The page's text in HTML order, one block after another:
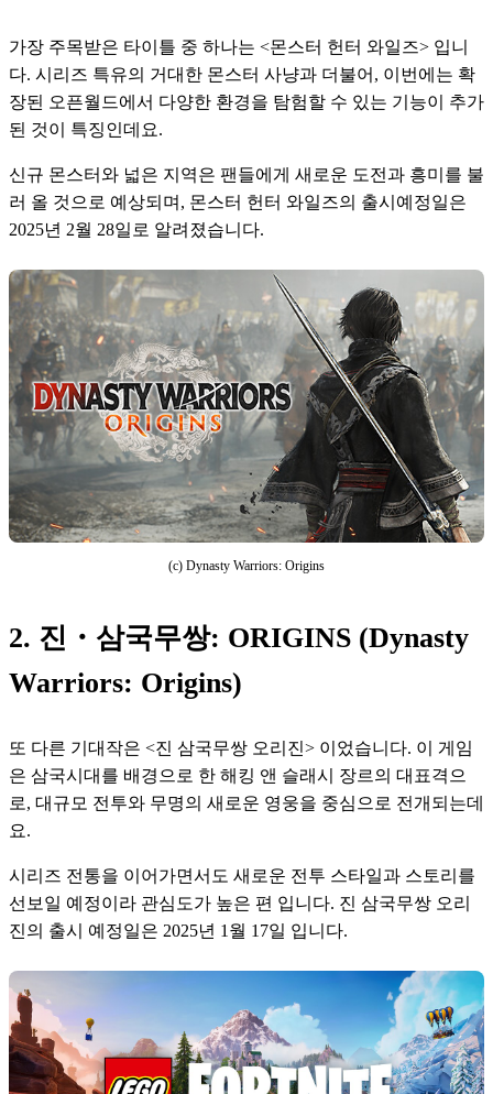
가장 주목받은 타이틀 중 하나는 <몬스터 헌터 와일즈> 입니
다. 시리즈 특유의 거대한 몬스터 사냥과 더불어, 이번에는 확
장된 오픈월드에서 다양한 환경을 탐험할 수 있는 기능이 추가
된 것이 특징인데요.
신규 몬스터와 넓은 지역은 팬들에게 새로운 도전과 흥미를 불
러 올 것으로 예상되며, 몬스터 헌터 와일즈의 출시예정일은
2025년 2월 28일로 알려졌습니다.
(c) Dynasty Warriors: Origins
2. 진・삼국무쌍: ORIGINS (Dynasty
Warriors: Origins)
또 다른 기대작은 <진 삼국무쌍 오리진> 이었습니다. 이 게임
은 삼국시대를 배경으로 한 해킹 앤 슬래시 장르의 대표격으
로, 대규모 전투와 무명의 새로운 영웅을 중심으로 전개되는데
요.
시리즈 전통을 이어가면서도 새로운 전투 스타일과 스토리를
선보일 예정이라 관심도가 높은 편 입니다. 진 삼국무쌍 오리
진의 출시 예정일은 2025년 1월 17일 입니다.